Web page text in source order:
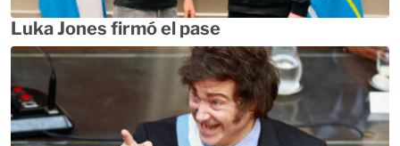
Luka Jones firmó el pase